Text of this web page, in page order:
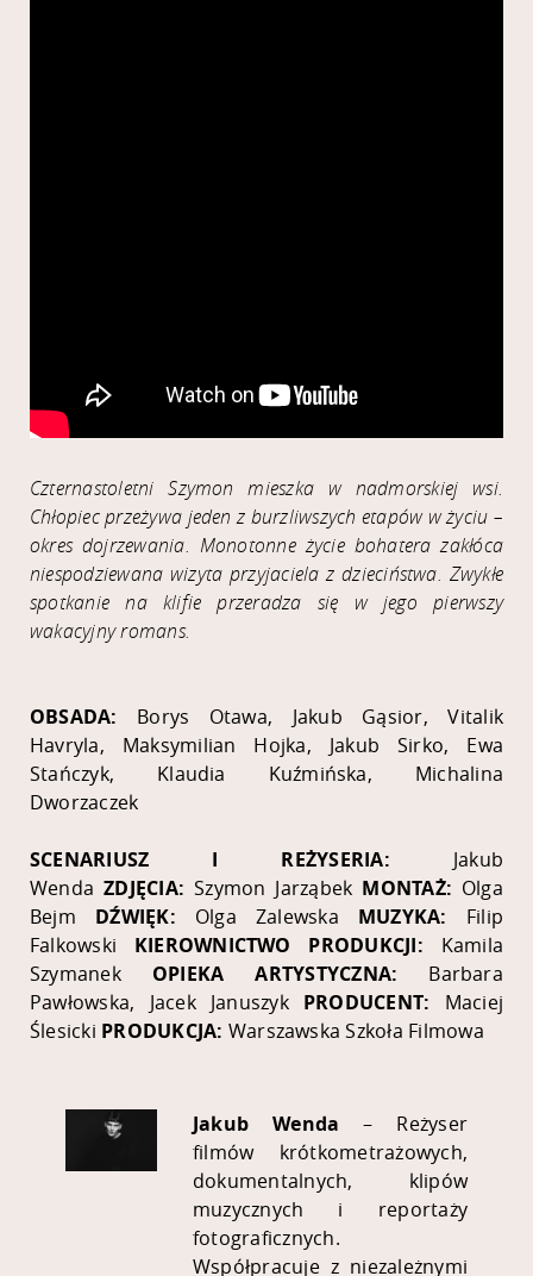
Czternastoletni Szymon mieszka w nadmorskiej wsi.
Chłopiec przeżywa jeden z burzliwszych etapów w życiu –
okres dojrzewania. Monotonne życie bohatera zakłóca
niespodziewana wizyta przyjaciela z dzieciństwa. Zwykłe
spotkanie na klifie przeradza się w jego pierwszy
wakacyjny romans.
OBSADA: Borys Otawa, Jakub Gąsior, Vitalik
Havryla, Maksymilian Hojka, Jakub Sirko, Ewa
Stańczyk, Klaudia Kuźmińska, Michalina
Dworzaczek
SCENARIUSZ I REŻYSERIA: Jakub
WendaZDJĘCIA:Szymon Jarząbek MONTAŻ: Olga
Bejm DŹWIĘK: Olga Zalewska MUZYKA: Filip
Falkowski KIEROWNICTWO PRODUKCJI: Kamila
Szymanek OPIEKA ARTYSTYCZNA: Barbara
Pawłowska, Jacek Januszyk PRODUCENT: Maciej
Ślesicki PRODUKCJA: Warszawska Szkoła Filmowa
Jakub Wenda – Reżyser
filmów krótkometrażowych,
dokumentalnych, klipów
muzycznych i reportaży
fotograficznych.
Współpracuje z niezależnymi